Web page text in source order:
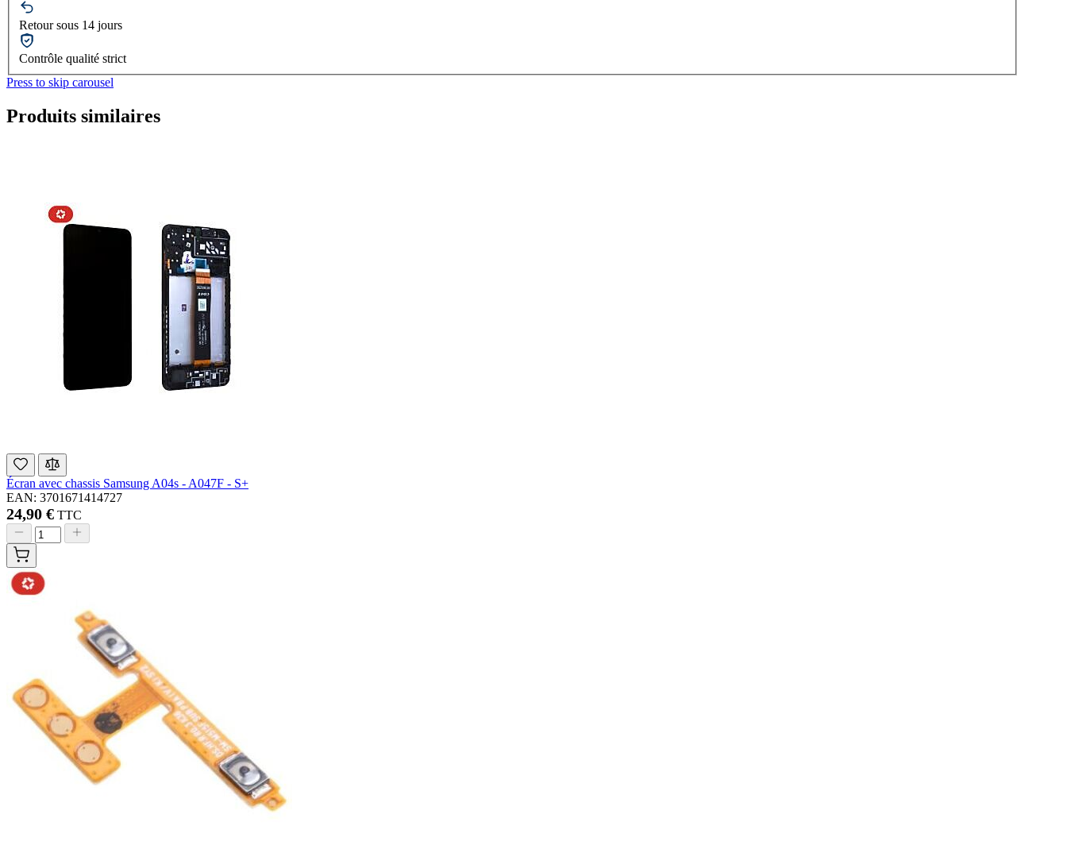
Retour sous 14 jours
Contrôle qualité strict
Press to skip carousel
Produits similaires
Écran avec chassis Samsung A04s - A047F - S+
EAN: 3701671414727
24,90 € TTC